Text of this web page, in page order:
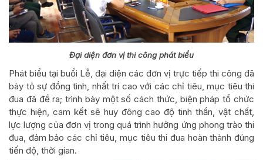
Đại diện đơn vị thi công phát biểu
Phát biểu tại buổi Lễ, đại diện các đơn vị trực tiếp thi công đã
bày tỏ sự đồng tình, nhất trí cao với các chỉ tiêu, mục tiêu thi
đua đã đề ra; trình bày một số cách thức, biện pháp tổ chức
thực hiện, cam kết sẽ huy đông cao độ tinh thần, vật chất,
lực lượng của đơn vị trong quá trình hưởng ứng phong trào thi
đua, đảm bảo các chỉ tiêu, mục tiêu thi đua hoàn thành đúng
tiến độ, thời gian.